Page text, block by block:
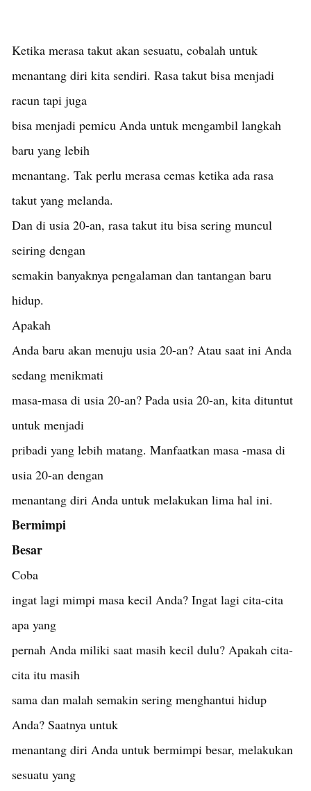
Ketika merasa takut akan sesuatu, cobalah untuk
menantang diri kita sendiri. Rasa takut bisa menjadi
racun tapi juga
bisa menjadi pemicu Anda untuk mengambil langkah
baru yang lebih
menantang. Tak perlu merasa cemas ketika ada rasa
takut yang melanda.
Dan di usia 20-an, rasa takut itu bisa sering muncul
seiring dengan
semakin banyaknya pengalaman dan tantangan baru
hidup.
Apakah
Anda baru akan menuju usia 20-an? Atau saat ini Anda
sedang menikmati
masa-masa di usia 20-an? Pada usia 20-an, kita dituntut
untuk menjadi
pribadi yang lebih matang. Manfaatkan masa -masa di
usia 20-an dengan
menantang diri Anda untuk melakukan lima hal ini.
Bermimpi
Besar
Coba
ingat lagi mimpi masa kecil Anda? Ingat lagi cita-cita
apa yang
pernah Anda miliki saat masih kecil dulu? Apakah cita-
cita itu masih
sama dan malah semakin sering menghantui hidup
Anda? Saatnya untuk
menantang diri Anda untuk bermimpi besar, melakukan
sesuatu yang